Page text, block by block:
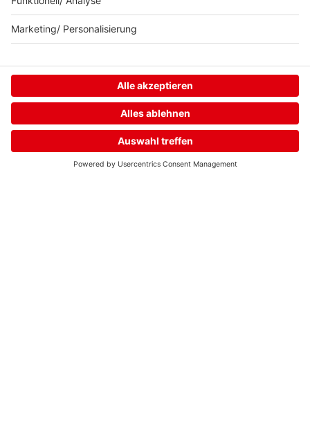
Home Streams Menü
Neuer. Besser.
delta.